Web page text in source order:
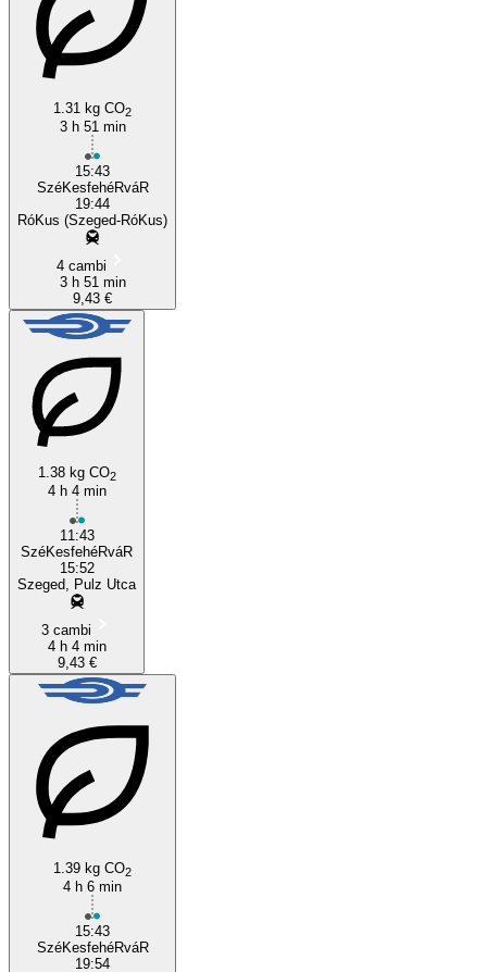
1.31 kg CO2
3 h 51 min
15:43
SzéKesfehéRváR
19:44
RóKus (Szeged-RóKus)
4 cambi
3 h 51 min
9,43 €
1.38 kg CO2
4 h 4 min
11:43
SzéKesfehéRváR
15:52
Szeged, Pulz Utca
3 cambi
4 h 4 min
9,43 €
1.39 kg CO2
4 h 6 min
15:43
SzéKesfehéRváR
19:54